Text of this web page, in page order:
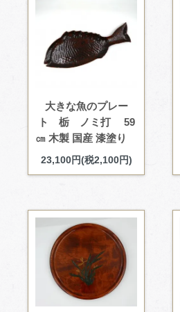
大きな魚のプレー
ト 栃 ノミ打 59
㎝ 木製 国産 漆塗り
23,100円(税2,100円)